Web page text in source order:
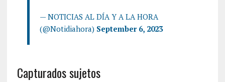
— NOTICIAS AL DÍA Y A LA HORA
(@Notidiahora) September 6, 2023
Capturados sujetos